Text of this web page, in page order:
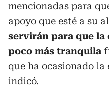
mencionadas para
apoyo que esté a su
servirán para que la
poco más tranquila
que ha ocasionado la
indicó.